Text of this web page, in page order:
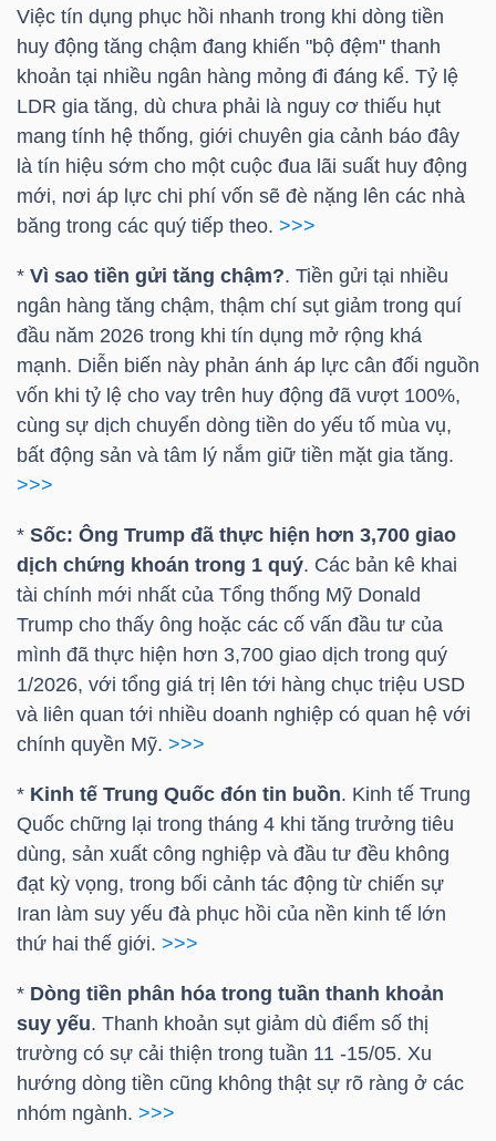
Việc tín dụng phục hồi nhanh trong khi dòng tiền
huy động tăng chậm đang khiến "bộ đệm" thanh
khoản tại nhiều ngân hàng mỏng đi đáng kể. Tỷ lệ
LDR gia tăng, dù chưa phải là nguy cơ thiếu hụt
mang tính hệ thống, giới chuyên gia cảnh báo đây
là tín hiệu sớm cho một cuộc đua lãi suất huy động
mới, nơi áp lực chi phí vốn sẽ đè nặng lên các nhà
băng trong các quý tiếp theo. >>>
* Vì sao tiền gửi tăng chậm?. Tiền gửi tại nhiều
ngân hàng tăng chậm, thậm chí sụt giảm trong quí
đầu năm 2026 trong khi tín dụng mở rộng khá
mạnh. Diễn biến này phản ánh áp lực cân đối nguồn
vốn khi tỷ lệ cho vay trên huy động đã vượt 100%,
cùng sự dịch chuyển dòng tiền do yếu tố mùa vụ,
bất động sản và tâm lý nắm giữ tiền mặt gia tăng.
>>>
* Sốc: Ông Trump đã thực hiện hơn 3,700 giao
dịch chứng khoán trong 1 quý. Các bản kê khai
tài chính mới nhất của Tổng thống Mỹ Donald
Trump cho thấy ông hoặc các cố vấn đầu tư của
mình đã thực hiện hơn 3,700 giao dịch trong quý
1/2026, với tổng giá trị lên tới hàng chục triệu USD
và liên quan tới nhiều doanh nghiệp có quan hệ với
chính quyền Mỹ. >>>
* Kinh tế Trung Quốc đón tin buồn. Kinh tế Trung
Quốc chững lại trong tháng 4 khi tăng trưởng tiêu
dùng, sản xuất công nghiệp và đầu tư đều không
đạt kỳ vọng, trong bối cảnh tác động từ chiến sự
Iran làm suy yếu đà phục hồi của nền kinh tế lớn
thứ hai thế giới. >>>
* Dòng tiền phân hóa trong tuần thanh khoản
suy yếu. Thanh khoản sụt giảm dù điểm số thị
trường có sự cải thiện trong tuần 11 -15/05. Xu
hướng dòng tiền cũng không thật sự rõ ràng ở các
nhóm ngành. >>>
TRUY
XUẤT
DỮ
LIỆU
Ngành
VS-
SECTOR
LƯỢNG
NGUYÊN
VẬT
LIỆU
CÔNG
NGHIỆP
TIÊU
DÙNG
KHÔNG
THIẾT